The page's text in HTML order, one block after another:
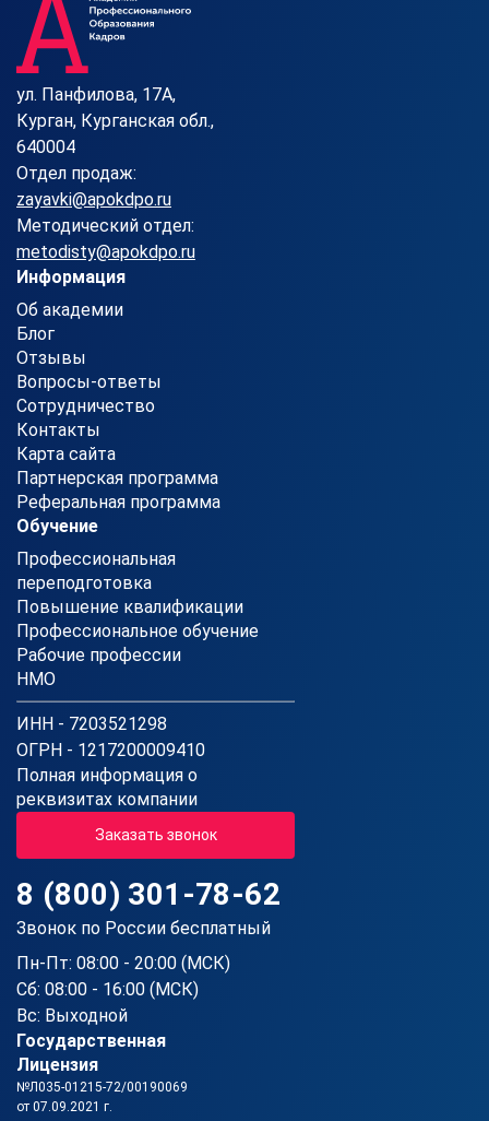
ул. Панфилова, 17А,
Курган, Курганская обл.,
640004
Отдел продаж:
zayavki@apokdpo.ru
Методический отдел:
metodisty@apokdpo.ru
Информация
Об академии
Блог
Отзывы
Вопросы-ответы
Сотрудничество
Контакты
Карта сайта
Партнерская программа
Реферальная программа
Обучение
Профессиональная
переподготовка
Повышение квалификации
Профессиональное обучение
Рабочие профессии
НМО
ИНН - 7203521298
ОГРН - 1217200009410
Полная информация о
реквизитах компании
Заказать звонок
8 (800) 301-78-62
Звонок по России бесплатный
Пн-Пт: 08:00 - 20:00 (МСК)
Сб: 08:00 - 16:00 (МСК)
Вс: Выходной
Государственная
Лицензия
№Л035-01215-72/00190069
от 07.09.2021 г.